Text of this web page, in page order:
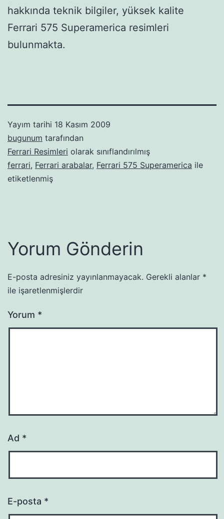
hakkında teknik bilgiler, yüksek kalite
Ferrari 575 Superamerica resimleri
bulunmakta.
Yayım tarihi 18 Kasım 2009
bugunum tarafından
Ferrari Resimleri olarak sınıflandırılmış
ferrari, Ferrari arabalar, Ferrari 575 Superamerica ile
etiketlenmiş
Yorum Gönderin
E-posta adresiniz yayınlanmayacak. Gerekli alanlar *
ile işaretlenmişlerdir
Yorum *
Ad *
E-posta *